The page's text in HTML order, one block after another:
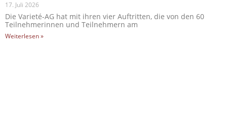
17. Juli 2026
Die Varieté-AG hat mit ihren vier Auftritten, die von den 60
Teilnehmerinnen und Teilnehmern am
Weiterlesen »